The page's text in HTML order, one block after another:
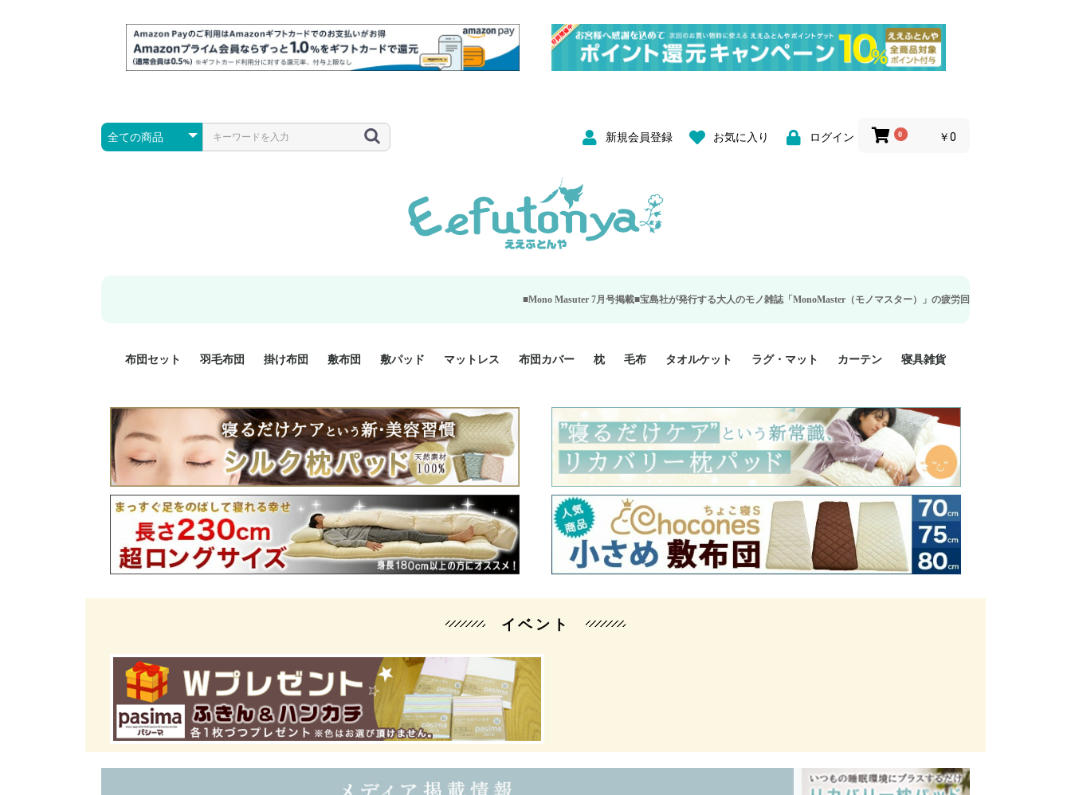
新規会員登録 お気に入り ログイン 0 ￥0
■Mono Masuter 7月号掲載■宝島社が発行する大人のモノ雑誌「MonoMaster（モノマスター）」の疲労回復・睡眠の向上特集に当社のリカバリー
布団セット
羽毛布団セット 2点セット
3点セット
4点セット
5点セット
6点セット
エクセルゴールド
ロイヤルゴールド
マザーダックダウン
小さい布団セット
大きい布団セット
掛け布団セット 2点セット
3点セット
4点セット
6点セット
敷布団セット 2点セット
3点セット
羽毛布団
プレミアムゴールド
ロイヤルゴールド
エクセルゴールド
ニューゴールド
マザーダックダウン
マザーグースダウン
スーパーロングサイズ
洗える羽毛布団
肌掛け布団
掛け布団
防ダニ掛け布団
洗える掛け布団
小さい掛け布団
大きい掛け布団
肌掛け布団
敷布団
防ダニ敷布団
小さい敷布団 70cm幅 ミニシングル
75cm幅 ショートセミシ
ングル
80cm幅 セミシングル
大きい敷布団
機能性敷布団
敷パッド
シングルサイズ敷パッド
小さい敷パッド
大きい敷パッド
シルク敷パッド
枕パッド
シルク枕パッド
除湿シート
接触冷感パッド
暖かパッド
ガーゼケット
オーガニックコットン
ベッドパッド
パッドセット
マットレス 布団カバー
掛け布団カバー ジュニア 掛け布団カバー
シングル 掛け布団カバー
シングルロング 掛け布団
カバー
セミダブル 掛け布団カバ
ー
ダブル 掛け布団カバー
ダブルロング 掛け布団カ
バー
クィーン 掛け布団カバー
暖か 掛け布団カバー
敷布団カバー ジュニア 敷布団カバー
セミシングル 敷布団カバ
ー
シングル 敷布団カバー
シングルロング 敷布団カ
バー
ダブル 敷布団カバー
枕カバー 35x50cm 枕カバー
43x63cm 枕カバー
50x70cm 枕カバー
シルク 枕カバー
BOXシーツ シングル BOXシーツ
シングルロング BOXシー
ツ
セミダブル BOXシーツ
ダブル BOXシーツ
スーパーロング BOXシー
ツ
防ダニカバー
クッションカバー
オーガニックコットン
カバーセット カバー2点セット
カバー3点セット
枕
小さめ 35×50cm
やや小さめ 35×55cm
普通 43×63cm
大きめ 50×70cm
パイプ枕
高反発枕
低反発枕
機能性枕・その他枕
毛布 タオルケット
ハーフサイズ
シングルサイズ
セミダブルサイズ
ダブルサイズ
接触冷感
天然素材 綿100%
ラグ・マット カーテン
既成カーテンのサイズ
遮光カーテン
レース・シアーカーテン
Disney ディズニーカーテ
ン
MOOMIN ムーミンカーテ
ン
PEANUTS ピーナツカー
テン (SNOOPY スヌーピ
ー)
寝具雑貨
美容・化粧品
シルク寝具・雑貨
HURONテクノロジー リ
カバリー寝具
ソファカバー
ひざ掛け
パジャマ
クッション
玄関・フロアーマット
ペット用ベッド
インテリア
その他寝具雑貨
イベント